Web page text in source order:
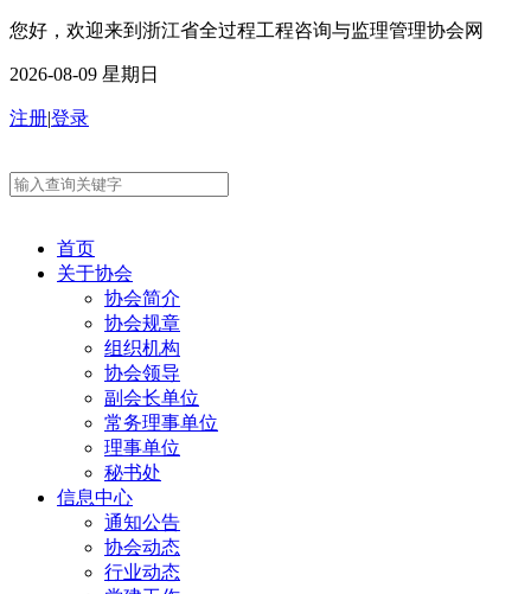
您好，欢迎来到浙江省全过程工程咨询与监理管理协会网
2026-08-09 星期日
注册|登录
首页
关于协会
协会简介
协会规章
组织机构
协会领导
副会长单位
常务理事单位
理事单位
秘书处
信息中心
通知公告
协会动态
行业动态